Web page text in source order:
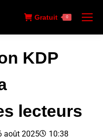
Gratuit 0
KDP
lecteurs
août 2025 10:38